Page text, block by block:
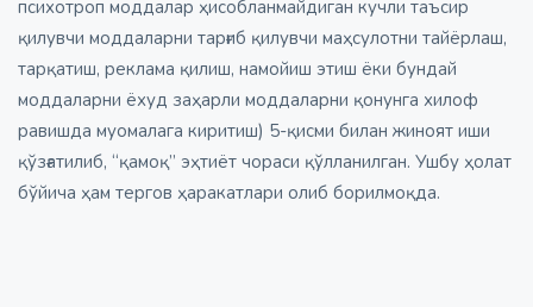
психотроп моддалар ҳисобланмайдиган кучли таъсир
қилувчи моддаларни тарғиб қилувчи маҳсулотни тайёрлаш,
тарқатиш, реклама қилиш, намойиш этиш ёки бундай
моддаларни ёхуд заҳарли моддаларни қонунга хилоф
равишда муомалага киритиш) 5-қисми билан жиноят иши
қўзғатилиб, “қамоқ” эҳтиёт чораси қўлланилган. Ушбу ҳолат
бўйича ҳам тергов ҳаракатлари олиб борилмоқда.